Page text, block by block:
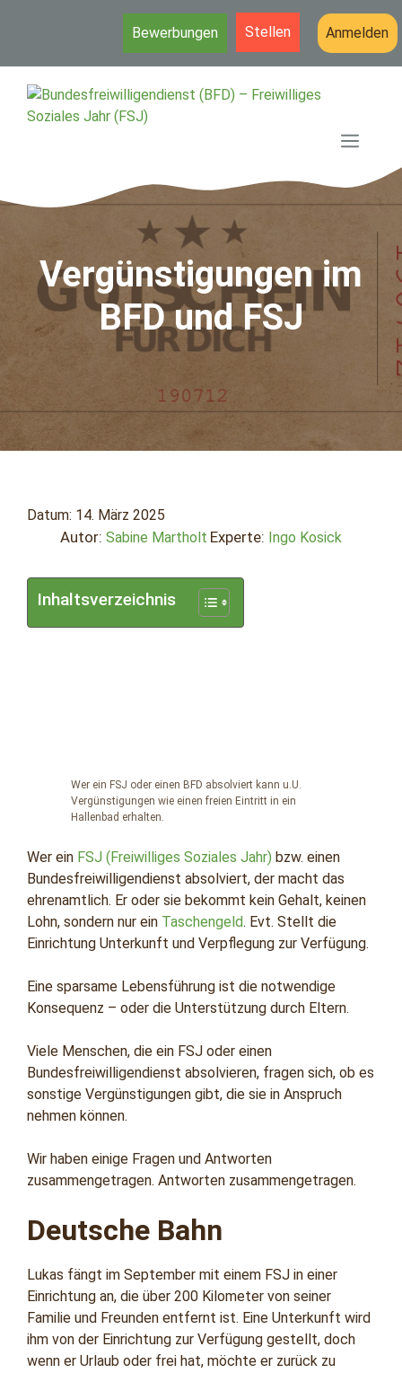
Bewerbungen Stellen Anmelden
Inhalt
springen
Vergünstigungen im
BFD und FSJ
Datum: 14. März 2025
Autor: Sabine Martholt Experte: Ingo Kosick
Inhaltsverzeichnis
Wer ein FSJ oder einen BFD absolviert kann u.U.
Vergünstigungen wie einen freien Eintritt in ein
Hallenbad erhalten.
Wer ein FSJ (Freiwilliges Soziales Jahr) bzw. einen
Bundesfreiwilligendienst absolviert, der macht das
ehrenamtlich. Er oder sie bekommt kein Gehalt, keinen
Lohn, sondern nur ein Taschengeld. Evt. Stellt die
Einrichtung Unterkunft und Verpflegung zur Verfügung.
Eine sparsame Lebensführung ist die notwendige
Konsequenz – oder die Unterstützung durch Eltern.
Viele Menschen, die ein FSJ oder einen
Bundesfreiwilligendienst absolvieren, fragen sich, ob es
sonstige Vergünstigungen gibt, die sie in Anspruch
nehmen können.
Wir haben einige Fragen und Antworten
zusammengetragen. Antworten zusammengetragen.
Deutsche Bahn
Lukas fängt im September mit einem FSJ in einer
Einrichtung an, die über 200 Kilometer von seiner
Familie und Freunden entfernt ist. Eine Unterkunft wird
ihm von der Einrichtung zur Verfügung gestellt, doch
wenn er Urlaub oder frei hat, möchte er zurück zu